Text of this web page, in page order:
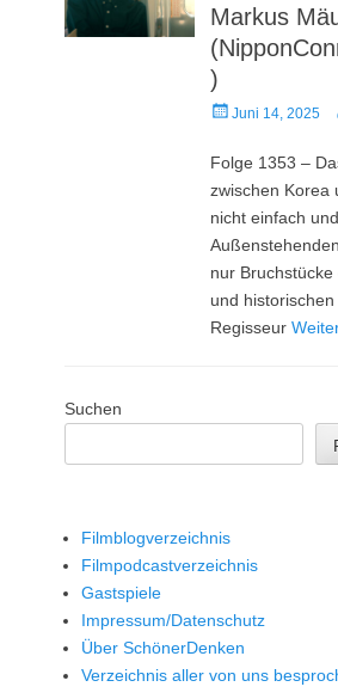
Markus
)
Veröffentlicht
Juni 14, 2025
Folge 1353 –
zwischen Korea
nicht einfach
nur
und historischen
Regisseur
Suchen
Filmblogverzeichnis
Filmpodcastverzeichnis
Gastspiele
Impressum/Datenschutz
Über SchönerDenken
Verzeichnis aller von uns